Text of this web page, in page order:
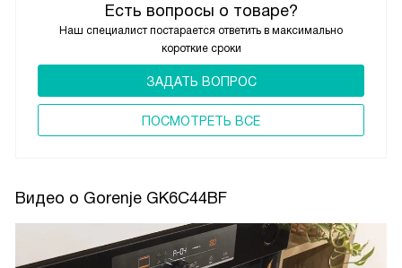
Есть вопросы о товаре?
Наш специалист постарается ответить в максимально
короткие сроки
ЗАДАТЬ ВОПРОС
ПОCМОТРЕТЬ ВСЕ
Видео о Gorenje GK6C44BF